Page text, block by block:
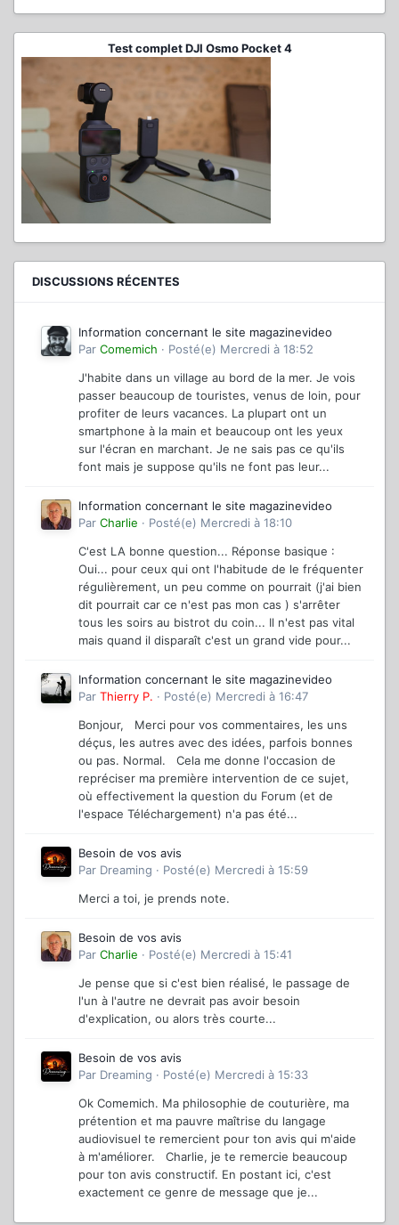
Test complet DJI Osmo Pocket 4
DISCUSSIONS RÉCENTES
Information concernant le site magazinevideo
Par Comemich · Posté(e) Mercredi à 18:52
J'habite dans un village au bord de la mer. Je vois
passer beaucoup de touristes, venus de loin, pour
profiter de leurs vacances. La plupart ont un
smartphone à la main et beaucoup ont les yeux
sur l'écran en marchant. Je ne sais pas ce qu'ils
font mais je suppose qu'ils ne font pas leur...
Information concernant le site magazinevideo
Par Charlie · Posté(e) Mercredi à 18:10
C'est LA bonne question... Réponse basique :
Oui... pour ceux qui ont l'habitude de le fréquenter
régulièrement, un peu comme on pourrait (j'ai bien
dit pourrait car ce n'est pas mon cas ) s'arrêter
tous les soirs au bistrot du coin... Il n'est pas vital
mais quand il disparaît c'est un grand vide pour...
Information concernant le site magazinevideo
Par Thierry P. · Posté(e) Mercredi à 16:47
Bonjour, Merci pour vos commentaires, les uns
déçus, les autres avec des idées, parfois bonnes
ou pas. Normal. Cela me donne l'occasion de
repréciser ma première intervention de ce sujet,
où effectivement la question du Forum (et de
l'espace Téléchargement) n'a pas été...
Besoin de vos avis
Par Dreaming · Posté(e) Mercredi à 15:59
Merci a toi, je prends note.
Besoin de vos avis
Par Charlie · Posté(e) Mercredi à 15:41
Je pense que si c'est bien réalisé, le passage de
l'un à l'autre ne devrait pas avoir besoin
d'explication, ou alors très courte...
Besoin de vos avis
Par Dreaming · Posté(e) Mercredi à 15:33
Ok Comemich. Ma philosophie de couturière, ma
prétention et ma pauvre maîtrise du langage
audiovisuel te remercient pour ton avis qui m'aide
à m'améliorer. Charlie, je te remercie beaucoup
pour ton avis constructif. En postant ici, c'est
exactement ce genre de message que je...